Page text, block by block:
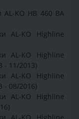
AL-KO HB 460 BA
AL-KO Highline
AL-KO Highline
- 11/2013)
AL-KO Highline
- 08/2016)
AL-KO Highline